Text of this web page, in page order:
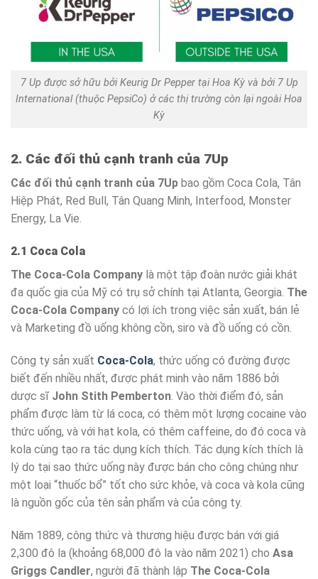
7 Up được sở hữu bởi Keurig Dr Pepper tại Hoa Kỳ và bởi 7 Up
International (thuộc PepsiCo) ở các thị trường còn lại ngoài Hoa
Kỳ
2. Các đối thủ cạnh tranh của 7Up
Các đối thủ cạnh tranh của 7Up bao gồm Coca Cola, Tân
Hiệp Phát, Red Bull, Tân Quang Minh, Interfood, Monster
Energy, La Vie.
2.1 Coca Cola
The Coca-Cola Company là một tập đoàn nước giải khát
đa quốc gia của Mỹ có trụ sở chính tại Atlanta, Georgia. The
Coca-Cola Company có lợi ích trong việc sản xuất, bán lẻ
và Marketing đồ uống không cồn, siro và đồ uống có cồn.
Công ty sản xuất Coca-Cola, thức uống có đường được
biết đến nhiều nhất, được phát minh vào năm 1886 bởi
dược sĩ John Stith Pemberton . Vào thời điểm đó, sản
phẩm được làm từ lá coca, có thêm một lượng cocaine vào
thức uống, và với hạt kola, có thêm caffeine, do đó coca và
kola cùng tạo ra tác dụng kích thích. Tác dụng kích thích là
lý do tại sao thức uống này được bán cho công chúng như
một loại “thuốc bổ” tốt cho sức khỏe, và coca và kola cũng
là nguồn gốc của tên sản phẩm và của công ty.
Năm 1889, công thức và thương hiệu được bán với giá
2,300 đô la (khoảng 68,000 đô la vào năm 2021) cho Asa
Griggs Candler, người đã thành lập The Coca-Cola